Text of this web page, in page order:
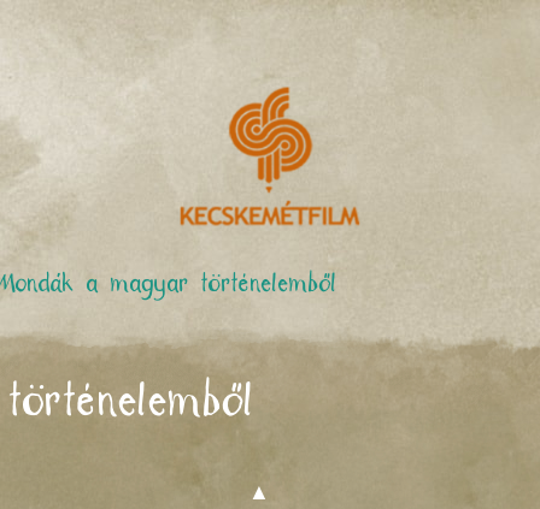
a magyar történelemből
▲